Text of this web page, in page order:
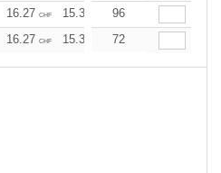
16.27 CHF 15.37 14.46
96
16.27 CHF 15.37 14.46
72